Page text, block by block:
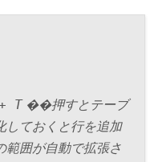
T��押すとテーブ
しておくと行を追加
範囲が自動で拡張さ